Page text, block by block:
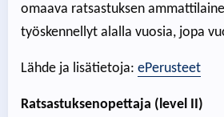
omaava ratsastuksen
työskennellyt alalla vuosia, jopa
Lähde ja lisätietoja: ePerusteet
Ratsastuksenopettaja (level II)